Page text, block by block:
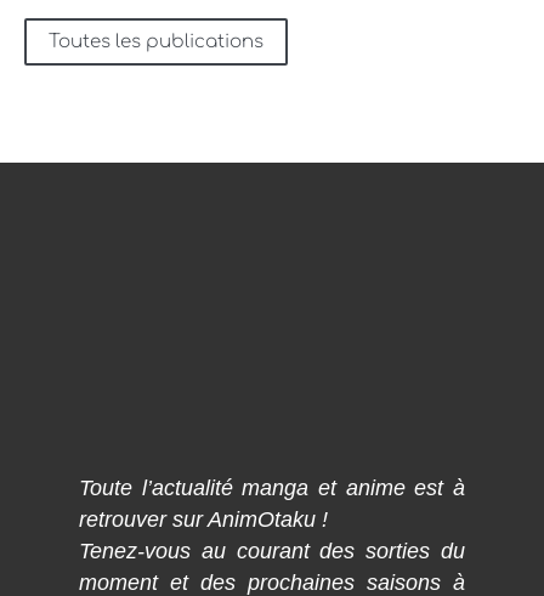
Toutes les publications
Toute l’actualité manga et anime est à
retrouver sur AnimOtaku !
Tenez-vous au courant des sorties du
moment et des prochaines saisons à